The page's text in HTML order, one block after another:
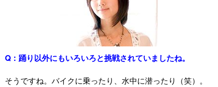
Q： 踊り以外にもいろいろと挑戦されていましたね。
そうですね。バイクに乗ったり、水中に潜ったり（笑）。